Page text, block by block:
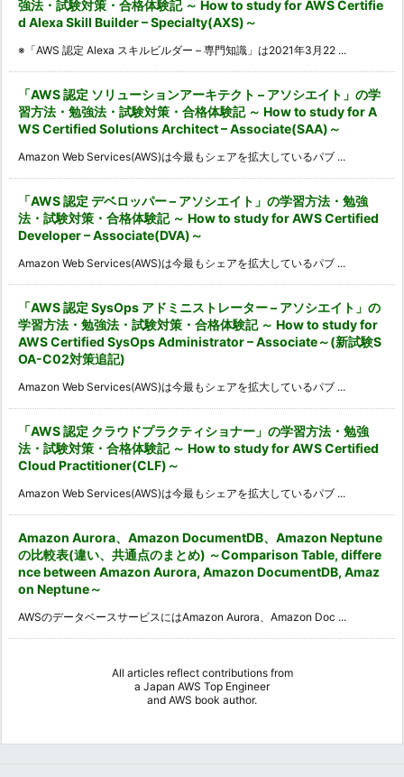
強法・試験対策・合格体験記 ～ How to study for AWS Certifie
d Alexa Skill Builder – Specialty(AXS)～
※「AWS 認定 Alexa スキルビルダー – 専門知識」は2021年3月22 ...
「AWS 認定 ソリューションアーキテクト – アソシエイト」の学
習方法・勉強法・試験対策・合格体験記 ～ How to study for A
WS Certified Solutions Architect – Associate(SAA)～
Amazon Web Services(AWS)は今最もシェアを拡大しているパブ ...
「AWS 認定 デベロッパー – アソシエイト」の学習方法・勉強
法・試験対策・合格体験記 ～ How to study for AWS Certified
Developer – Associate(DVA)～
Amazon Web Services(AWS)は今最もシェアを拡大しているパブ ...
「AWS 認定 SysOps アドミニストレーター – アソシエイト」の
学習方法・勉強法・試験対策・合格体験記 ～ How to study for
AWS Certified SysOps Administrator – Associate～(新試験S
OA-C02対策追記)
Amazon Web Services(AWS)は今最もシェアを拡大しているパブ ...
「AWS 認定 クラウドプラクティショナー」の学習方法・勉強
法・試験対策・合格体験記 ～ How to study for AWS Certified
Cloud Practitioner(CLF)～
Amazon Web Services(AWS)は今最もシェアを拡大しているパブ ...
Amazon Aurora、Amazon DocumentDB、Amazon Neptune
の比較表(違い、共通点のまとめ) ～Comparison Table, differe
nce between Amazon Aurora, Amazon DocumentDB, Amaz
on Neptune～
AWSのデータベースサービスにはAmazon Aurora、Amazon Doc ...
All articles reflect contributions from
a Japan AWS Top Engineer
and AWS book author.